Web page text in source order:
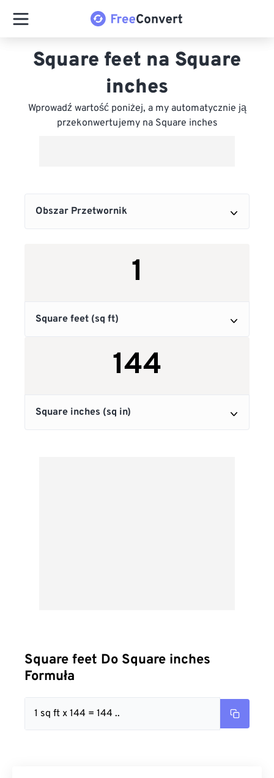
Square feet na Square
inches
Wprowadź wartość poniżej, a my automatycznie ją
przekonwertujemy na Square inches
Square feet Do Square inches
Formuła
1 sq ft x 144 = 144 ..